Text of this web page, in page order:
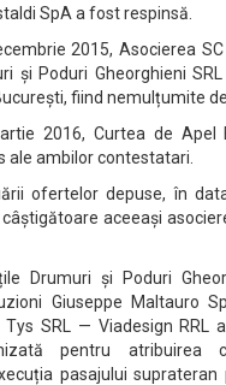
SpA a fost respinsă.
2015, Asocierea
și Poduri Gheorghieni
fiind nemulțumite de
2016, Curtea de Apel
ale ambilor contestatari.
ofertelor depuse, în
aceeași
Drumuri și Poduri
Giuseppe Maltauro
Tys SRL — Viadesign RRL
pentru atribuirea
pasajului suprateran